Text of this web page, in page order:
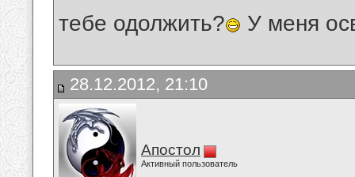
тебе одолжить? У меня
28.12.2012, 21:10
Апостол
Активный пользователь